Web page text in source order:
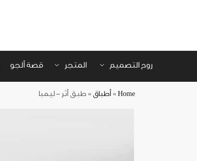
روح التصميم المتجر قصة ألجو
Home
» أطباق »طبق أثر – ليمبا